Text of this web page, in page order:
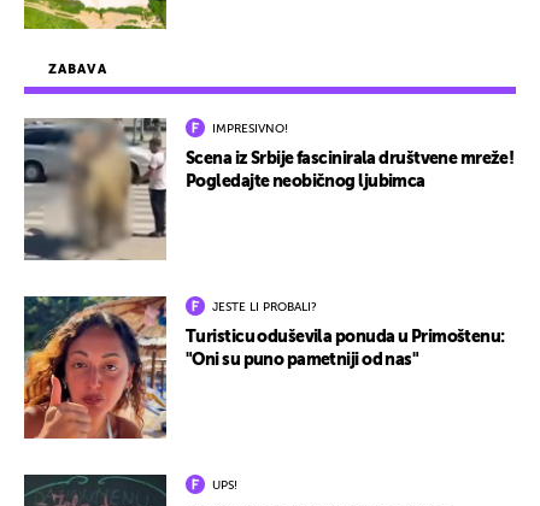
ZABAVA
IMPRESIVNO!
Scena iz Srbije fascinirala društvene mreže!
Pogledajte neobičnog ljubimca
JESTE LI PROBALI?
Turisticu oduševila ponuda u Primoštenu:
"Oni su puno pametniji od nas"
UPS!